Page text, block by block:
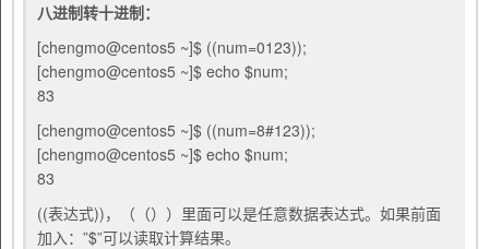
八进制转十进制：
[chengmo@centos5 ~]$ ((num=0123));
[chengmo@centos5 ~]$ echo $num;
83
[chengmo@centos5 ~]$ ((num=8#123));
[chengmo@centos5 ~]$ echo $num;
83
((表达式))，（（））里面可以是任意数据表达式。如果前面
加入：”$”可以读取计算结果。